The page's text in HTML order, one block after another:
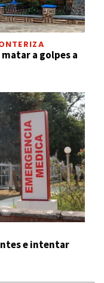
a golpes a
e intentar